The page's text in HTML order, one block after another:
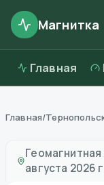
Магнитка
Главная
Главная/
Геомагнитная
августа 2026